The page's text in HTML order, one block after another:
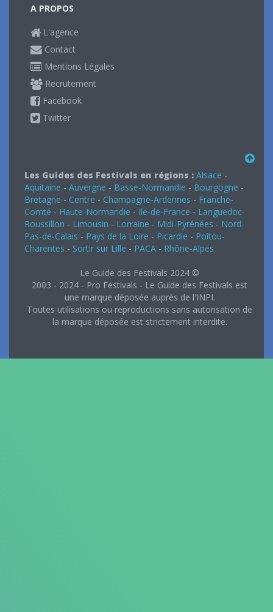
A PROPOS
L'agence
Contact
Mentions Légales
Recrutement
Facebook
Twitter
Les Guides des Festivals en régions : Alsace -
Aquitaine - Auvergne - Basse-Normandie - Bourgogne -
Bretagne - Centre - Champagne-Ardennes - Franche-
Comté - Haute-Normandie - Ile-de-France - Languedoc-
Roussillon - Limousin - Lorraine - Midi-Pyrénées - Nord-
Pas-de-Calais - Pays de la Loire - Picardie - Poitou-
Charentes - Sortir sur Lille - PACA - Rhône-Alpes
Le Guide des Festivals 2024 ©
2003 - 2024 - Pro Festivals - Le Guide des Festivals est
une marque déposée auprès de l'INPI.
Toutes utilisations ou reproductions sans autorisation de
la marque déposée est strictement interdite.